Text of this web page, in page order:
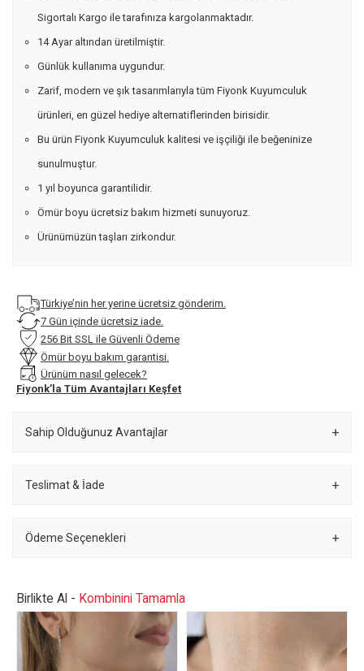
Sigortalı Kargo ile tarafınıza kargolanmaktadır.
14 Ayar altından üretilmiştir.
Günlük kullanıma uygundur.
Zarif, modern ve şık tasarımlarıyla tüm Fiyonk Kuyumculuk
ürünleri, en güzel hediye alternatiflerinden birisidir.
Bu ürün Fiyonk Kuyumculuk kalitesi ve işçiliği ile beğeninize
sunulmuştur.
1 yıl boyunca garantilidir.
Ömür boyu ücretsiz bakım hizmeti sunuyoruz.
Ürünümüzün taşları zirkondur.
Türkiye’nin her yerine ücretsiz gönderim.
7 Gün içinde ücretsiz iade.
256 Bit SSL ile Güvenli Ödeme
Ömür boyu bakım garantisi.
Ürünüm nasıl gelecek?
Fiyonk’la Tüm Avantajları Keşfet
Sahip Olduğunuz Avantajlar
Teslimat & İade
Ödeme Seçenekleri
Birlikte Al - Kombinini Tamamla